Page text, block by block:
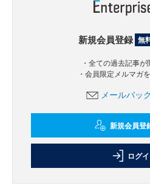
新規会員登録 無
・全ての過去記事
・会員限定メルマガ
メールバッ
新規会員登
ログ